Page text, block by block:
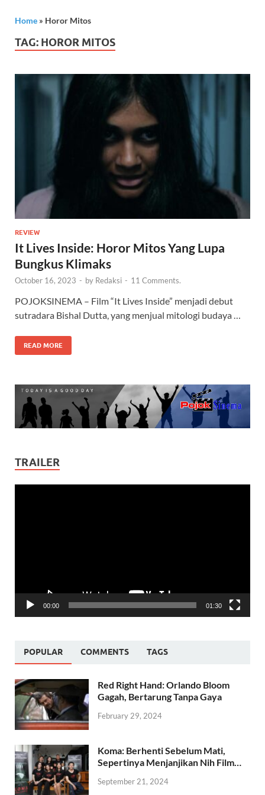
Home » Horor Mitos
TAG: HOROR MITOS
REVIEW
It Lives Inside: Horor Mitos Yang Lupa
Bungkus Klimaks
October 16, 2023 - by Redaksi - 11 Comments.
POJOKSINEMA – Film “It Lives Inside” menjadi debut
sutradara Bishal Dutta, yang menjual mitologi budaya …
READ MORE
TRAILER
00:00 01:30
POPULAR COMMENTS TAGS
Red Right Hand: Orlando Bloom
Gagah, Bertarung Tanpa Gaya
February 29, 2024
Koma: Berhenti Sebelum Mati,
Sepertinya Menjanjikan Nih Film…
September 21, 2024